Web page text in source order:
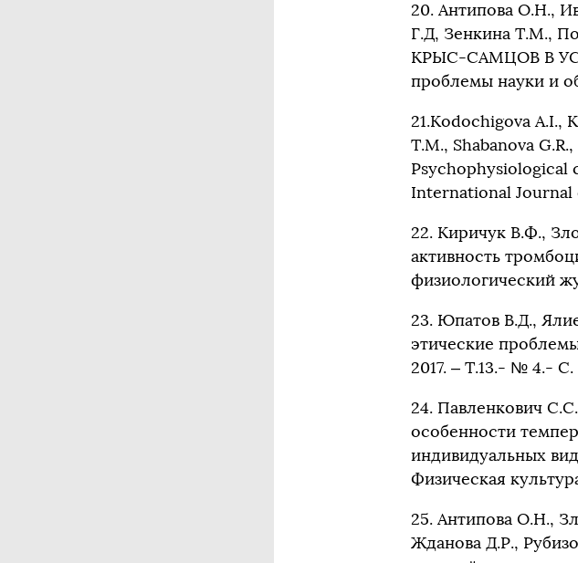
20. Антипова О.Н.,
Г.Д, Зенкина Т.М.,
КРЫС-САМЦОВ В
проблемы науки и
21.Kodochigova A.I.,
T.M., Shabanova
International Journal
22. Киричук В.Ф.,
активность
физиологический
23. Юпатов В.Д.,
этические
2017. – Т.13.- № 4.- С.
24. Павленкович
особенности
индивидуальных
Физическая
25. Антипова О.Н.,
Жданова Д.Р.,